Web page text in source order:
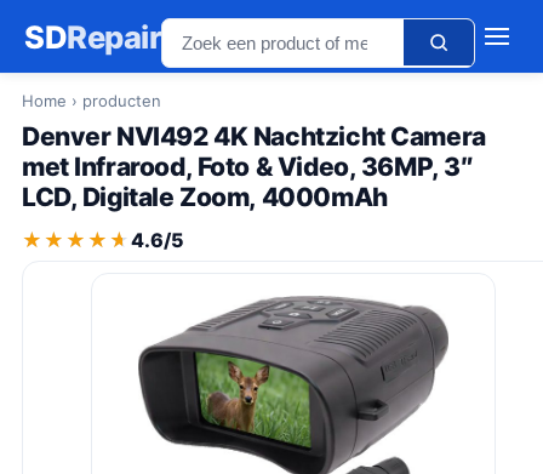
SDRepair
Home › producten
Denver NVI492 4K Nachtzicht Camera
met Infrarood, Foto & Video, 36MP, 3″
LCD, Digitale Zoom, 4000mAh
★★★★★
★★★★★ 4.6/5